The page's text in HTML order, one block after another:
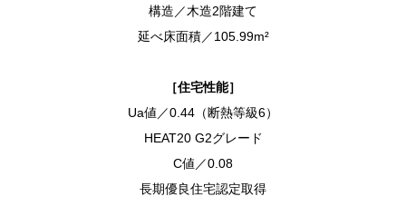
構造／木造2階建て
延べ床面積／105.99m²
［住宅性能］
Ua値／0.44（断熱等級6）
HEAT20 G2グレード
C値／0.08
長期優良住宅認定取得